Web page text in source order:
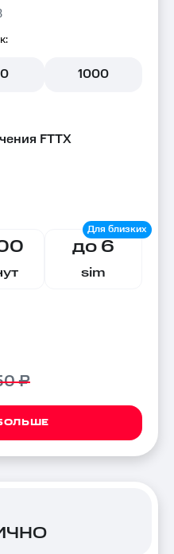
1000
FTTX
до 6
sim
₽